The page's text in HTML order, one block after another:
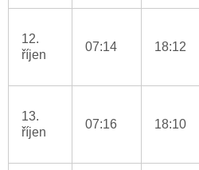
12.
říjen
07:14 18:12
13.
říjen
07:16 18:10